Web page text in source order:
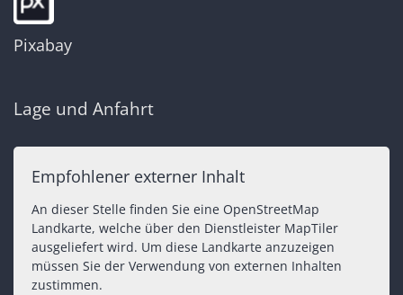
Pixabay
Lage und Anfahrt
Empfohlener externer Inhalt
An dieser Stelle finden Sie eine OpenStreetMap
Landkarte, welche über den Dienstleister MapTiler
ausgeliefert wird. Um diese Landkarte anzuzeigen
müssen Sie der Verwendung von externen Inhalten
zustimmen.